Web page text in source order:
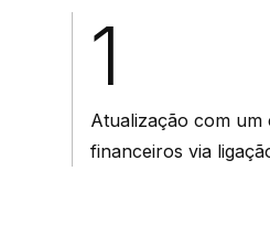
1
Atualização com um
financeiros via